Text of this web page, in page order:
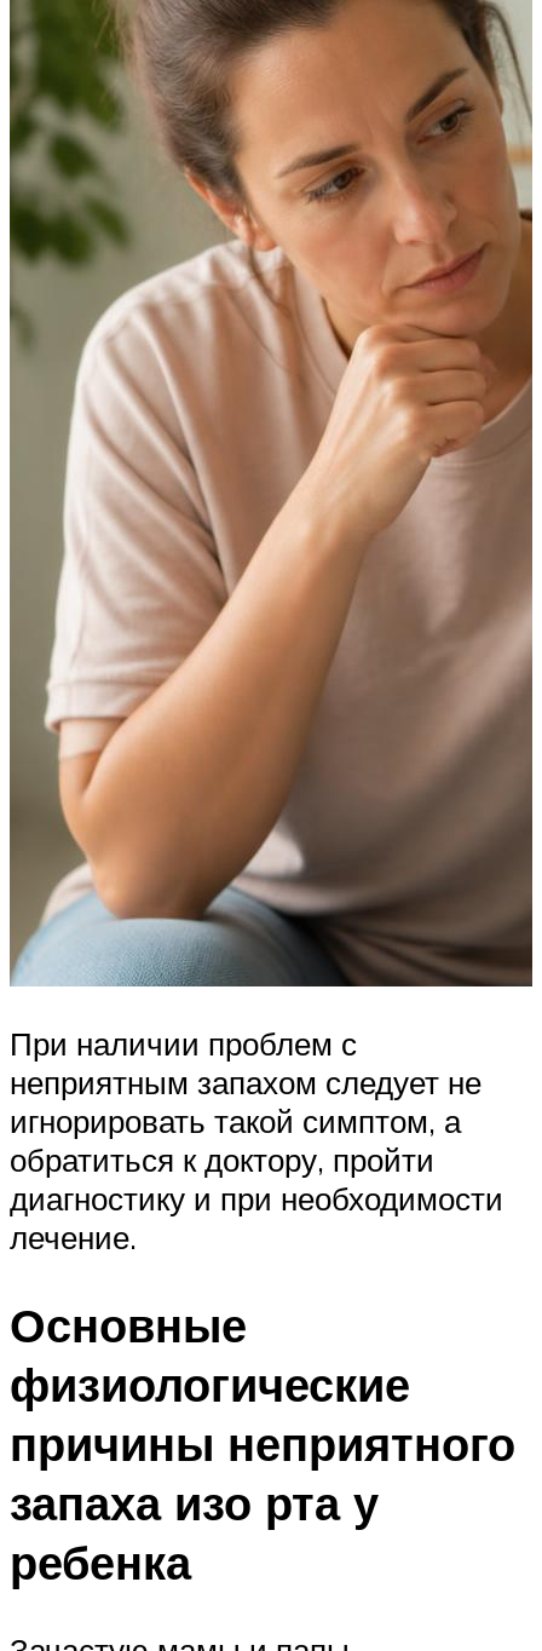
При наличии проблем с
неприятным запахом следует не
игнорировать такой симптом, а
обратиться к доктору, пройти
диагностику и при необходимости
лечение.
Основные
физиологические
причины неприятного
запаха изо рта у
ребенка